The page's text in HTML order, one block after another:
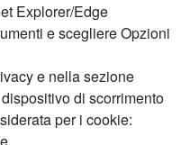
Explorer/Edge
e scegliere Opzioni
e nella sezione
di scorrimento
per i cookie: